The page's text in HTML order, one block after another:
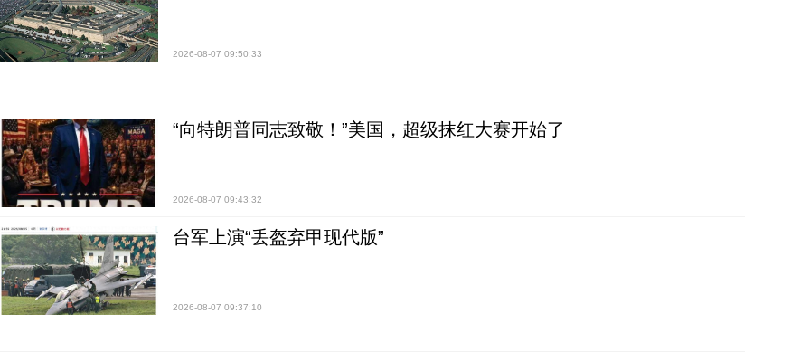
2026-08-07 09:50:33
“向特朗普同志致敬！”美国，超级抹红大赛开始了
2026-08-07 09:43:32
台军上演“丢盔弃甲现代版”
2026-08-07 09:37:10